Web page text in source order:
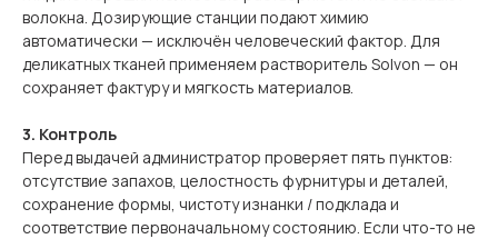
волокна. Дозирующие станции подают химию
автоматически — исключён человеческий фактор. Для
деликатных тканей применяем растворитель Solvon — он
сохраняет фактуру и мягкость материалов.
3. Контроль
Перед выдачей администратор проверяет пять пунктов:
отсутствие запахов, целостность фурнитуры и деталей,
сохранение формы, чистоту изнанки / подклада и
соответствие первоначальному состоянию. Если что-то не